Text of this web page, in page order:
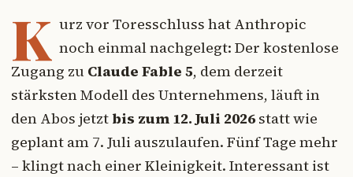
K urz vor Toresschluss hat Anthropic
noch einmal nachgelegt: Der kostenlose
Zugang zu Claude Fable 5, dem derzeit
stärksten Modell des Unternehmens, läuft in
den Abos jetzt bis zum 12. Juli 2026 statt wie
geplant am 7. Juli auszulaufen. Fünf Tage mehr
– klingt nach einer Kleinigkeit. Interessant ist